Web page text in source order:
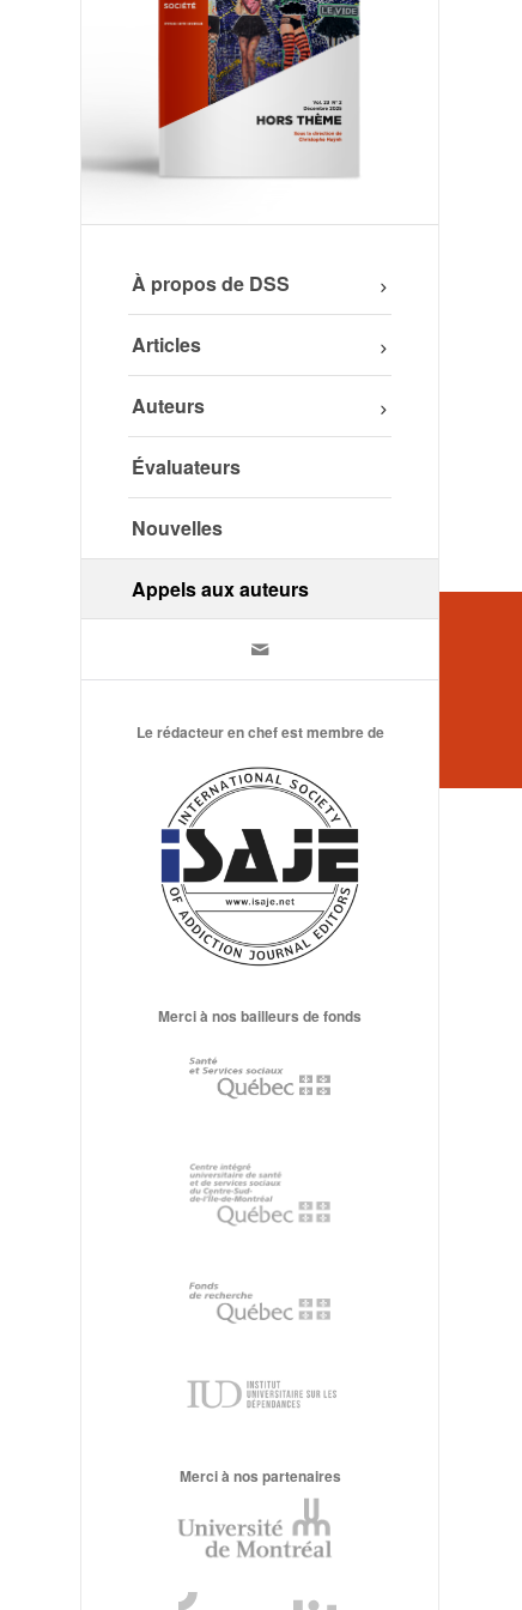
À propos de DSS
Articles
Auteurs
Évaluateurs
Nouvelles
Appels aux auteurs
Le rédacteur en chef est membre de
Merci à nos bailleurs de fonds
Merci à nos partenaires